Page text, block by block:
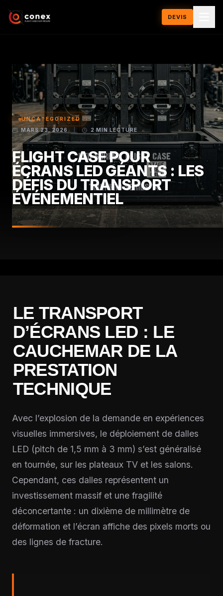
DEVIS
UNCATEGORIZED
MARS 23, 2026
2 MIN LECTURE
FLIGHT CASE POUR
ÉCRANS LED GÉANTS : LES
DÉFIS DU TRANSPORT
ÉVÉNEMENTIEL
LE TRANSPORT
D’ÉCRANS LED : LE
CAUCHEMAR DE LA
PRESTATION
TECHNIQUE
Avec l’explosion de la demande en expériences
visuelles immersives, le déploiement de dalles
LED (pitch de 1,5 mm à 3 mm) s’est généralisé
en tournée, sur les plateaux TV et les salons.
Cependant, ces dalles représentent un
investissement massif et une fragilité
déconcertante : un dixième de millimètre de
déformation et l’écran affiche des pixels morts ou
des lignes de fracture.